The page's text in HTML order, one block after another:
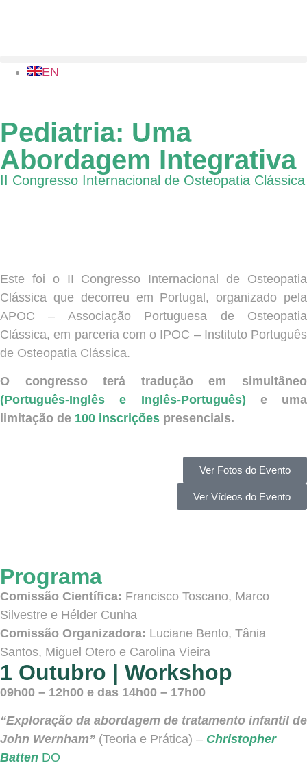
EN
Pediatria: Uma
Abordagem Integrativa
II Congresso Internacional de Osteopatia Clássica
Este foi o II Congresso Internacional de Osteopatia
Clássica que decorreu em Portugal, organizado pela
APOC – Associação Portuguesa de Osteopatia
Clássica, em parceria com o IPOC – Instituto Português
de Osteopatia Clássica.
O congresso terá tradução em simultâneo
(Português-Inglês e Inglês-Português) e uma
limitação de 100 inscrições presenciais.
Ver Fotos do Evento
Ver Vídeos do Evento
Programa
Comissão Científica: Francisco Toscano, Marco
Silvestre e Hélder Cunha
Comissão Organizadora: Luciane Bento, Tânia
Santos, Miguel Otero e Carolina Vieira
1 Outubro | Workshop
09h00 – 12h00 e das 14h00 – 17h00
“Exploração da abordagem de tratamento infantil de
John Wernham” (Teoria e Prática) – Christopher
Batten DO